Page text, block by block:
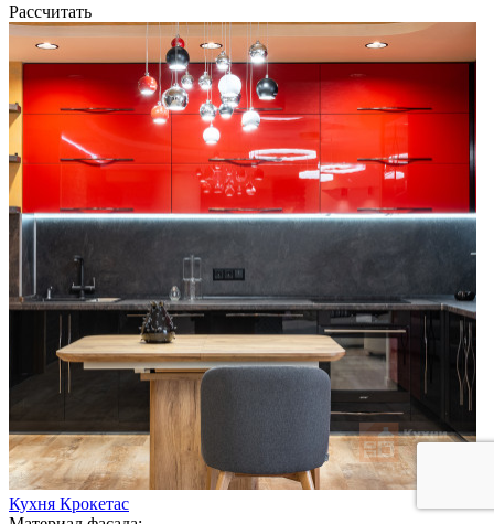
Рассчитать
Кухня Крокетас